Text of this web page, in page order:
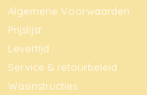
Algemene Voorwaarden
Prijslijst
Levertijd
Service & retourbeleid
Wasinstructies